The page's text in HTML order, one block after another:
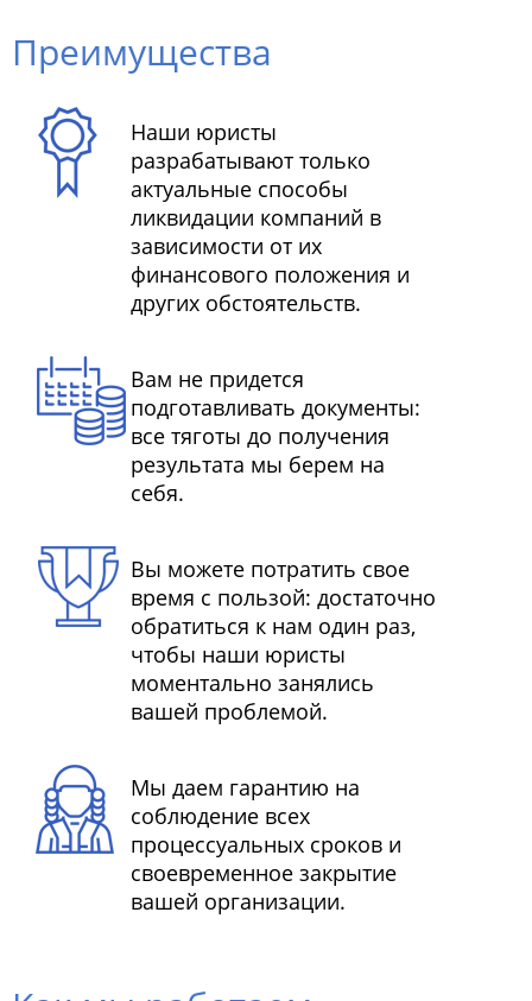
Преимущества
Наши юристы
разрабатывают только
актуальные способы
ликвидации компаний в
зависимости от их
финансового положения и
других обстоятельств.
Вам не придется
подготавливать документы:
все тяготы до получения
результата мы берем на
себя.
Вы можете потратить свое
время с пользой: достаточно
обратиться к нам один раз,
чтобы наши юристы
моментально занялись
вашей проблемой.
Мы даем гарантию на
соблюдение всех
процессуальных сроков и
своевременное закрытие
вашей организации.